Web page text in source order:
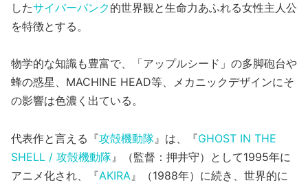
したサイバーパンク的世界観と生命力あふれる女性主人公
を特徴とする。
物学的な知識も豊富で、「アップルシード」の多脚砲台や
蜂の惑星、MACHINE HEAD等、メカニックデザインにそ
の影響は色濃く出ている。
代表作と言える『攻殻機動隊 』は、『GHOST IN THE
SHELL / 攻殻機動隊 』（監督：押井守）として1995年に
アニメ化され、『AKIRA 』（1988年）に続き、世界的に